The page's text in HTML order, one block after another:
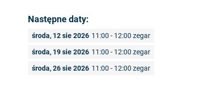
Następne daty:
środa, 12 sie 2026 11:00 - 12:00 zegar
środa, 19 sie 2026 11:00 - 12:00 zegar
środa, 26 sie 2026 11:00 - 12:00 zegar